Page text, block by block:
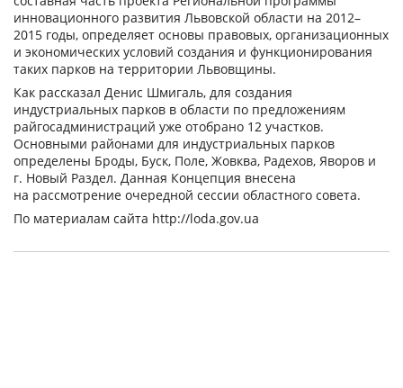
инновационного развития Львовской области на 2012–
2015 годы, определяет основы правовых, организационных
и экономических условий создания и функционирования
таких парков на территории Львовщины.
Как рассказал Денис Шмигаль, для создания
индустриальных парков в области по предложениям
райгосадминистраций уже отобрано 12 участков.
Основными районами для индустриальных парков
определены Броды, Буск, Поле, Жовква, Радехов, Яворов и
г. Новый Раздел. Данная Концепция внесена
на рассмотрение очередной сессии областного совета.
По материалам сайта http://loda.gov.ua